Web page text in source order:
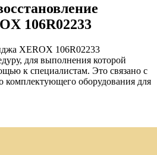
106R02233
XEROX 106R02233
для выполнения которой
к специалистам. Это связано с
комплектующего оборудования для